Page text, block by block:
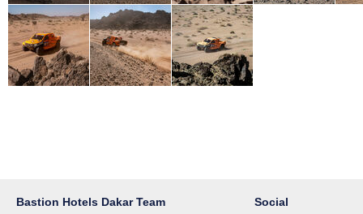
Bastion Hotels Dakar Team Social